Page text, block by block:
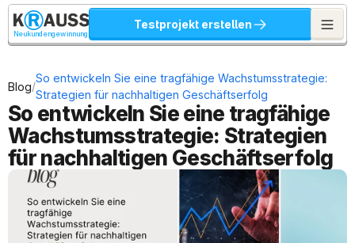
Neukundengewinnung
Testprojekt erstellen
Blog/
So entwickeln Sie eine tragfähige Wachstumsstrategie:
Strategien für nachhaltigen Geschäftserfolg
So entwickeln Sie eine tragfähige
Wachstumsstrategie: Strategien
für nachhaltigen Geschäftserfolg